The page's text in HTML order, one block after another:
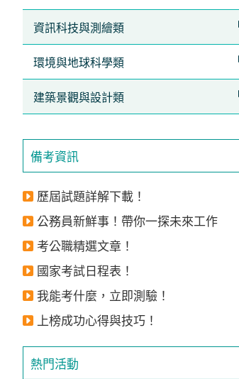
資訊科技與測繪類
環境與地球科學類
建築景觀與設計類
備考資訊
歷屆試題詳解下載！
公務員新鮮事！帶你一探未來工作
考公職精選文章！
國家考試日程表！
我能考什麼，立即測驗！
上榜成功心得與技巧！
熱門活動
，
再
得
500
扣！